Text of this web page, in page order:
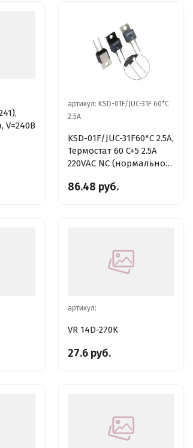
V=240В
артикул: KSD-01F/JUC-31F 60*C
2.5A
KSD-01F/JUC-31F60*C 2.5A,
Термостат 60 C+5 2.5A
220VAC NC (нормально
86.48 руб.
артикул:
VR 14D-270K
27.6 руб.